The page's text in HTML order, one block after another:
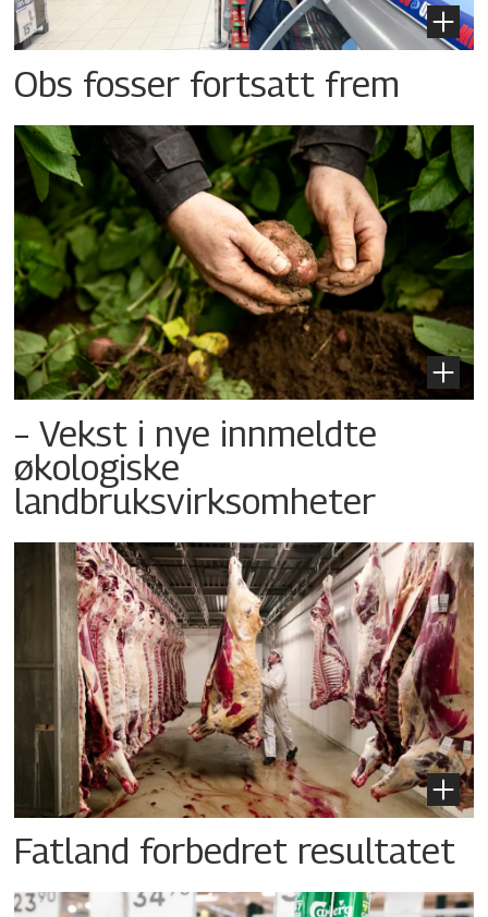
Obs fosser fortsatt frem
– Vekst i nye innmeldte
økologiske
landbruksvirksomheter
Fatland forbedret resultatet